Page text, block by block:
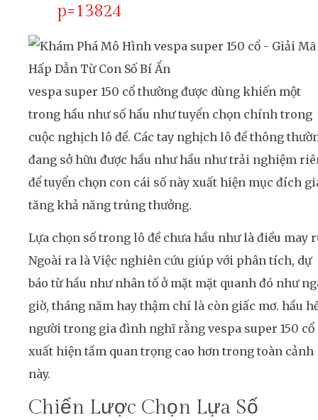
p=13824
vespa super 150 cổ thường được dùng khiến một
trong hầu như số hầu như tuyển chọn chính trong
cuộc nghịch lô đề. Các tay nghịch lô đề thông
đang sở hữu được hầu như hầu như trải nghiệm
để tuyển chọn con cái số này xuất hiện mục đích
tăng khả năng trúng thưởng.
Lựa chọn số trong lô đề chưa hầu như là điều may
Ngoài ra là Việc nghiên cứu giúp với phân tích, dự
báo từ hầu như nhân tố ở mặt mặt quanh đó như
giờ, tháng năm hay thậm chí là còn giấc mơ. hầu
người trong gia đình nghĩ rằng vespa super 150 cổ
xuất hiện tầm quan trọng cao hơn trong toàn cảnh
này.
Chiến Lược Chọn Lựa Số